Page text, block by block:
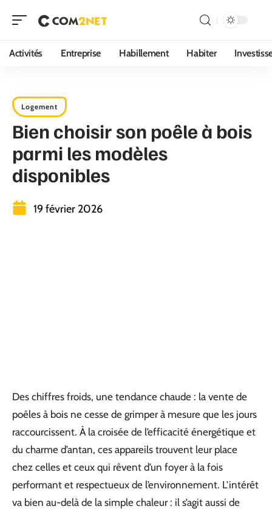
Activités Entreprise Habillement Habiter
Logement
Bien choisir son poêle à bois
parmi les modèles
disponibles
19 février 2026
Des chiffres froids, une tendance chaude : la vente de
poêles à bois ne cesse de grimper à mesure que les jours
raccourcissent. À la croisée de l’efficacité énergétique et
du charme d’antan, ces appareils trouvent leur place
chez celles et ceux qui rêvent d’un foyer à la fois
performant et respectueux de l’environnement. L’intérêt
va bien au-delà de la simple chaleur : il s’agit aussi de